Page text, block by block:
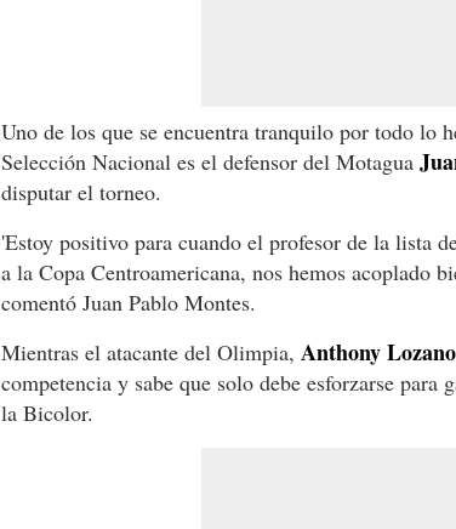
Uno de los que se encuentra tranquilo por todo lo
Selección Nacional es el defensor del Motagua
disputar el torneo.
'Estoy positivo para cuando el profesor de la lista
a la Copa Centroamericana, nos hemos acoplado
comentó Juan Pablo Montes.
Mientras el atacante del Olimpia, Anthony Lozano
competencia y sabe que solo debe esforzarse para
la Bicolor.